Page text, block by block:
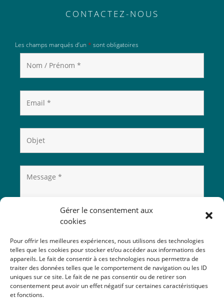
Gérer le consentement aux
cookies
Pour offrir les meilleures expériences, nous utilisons des technologies
telles que les cookies pour stocker et/ou accéder aux informations des
appareils. Le fait de consentir à ces technologies nous permettra de
traiter des données telles que le comportement de navigation ou les ID
uniques sur ce site. Le fait de ne pas consentir ou de retirer son
consentement peut avoir un effet négatif sur certaines caractéristiques
et fonctions.
CONTACTEZ-NOUS
Les champs marqués d’un * sont obligatoires